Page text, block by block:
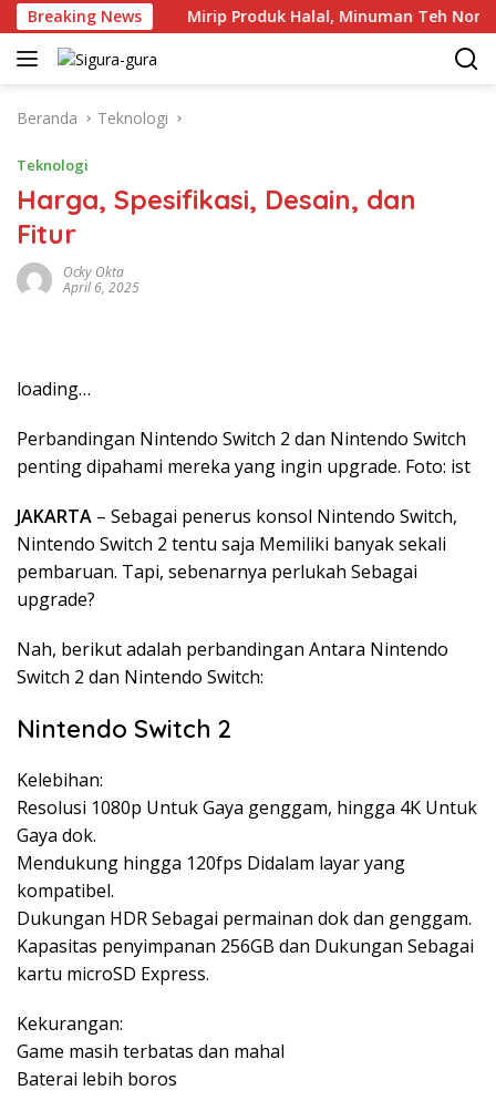
Langsung
ke
konten
Breaking NewsMirip Produk Halal, Minuman Teh Nonhalal
Beranda Teknologi
Teknologi
Harga, Spesifikasi, Desain, dan
Fitur
Ocky Okta
April 6, 2025
loading…
Perbandingan Nintendo Switch 2 dan Nintendo Switch
penting dipahami mereka yang ingin upgrade. Foto: ist
JAKARTA – Sebagai penerus konsol Nintendo Switch,
Nintendo Switch 2 tentu saja Memiliki banyak sekali
pembaruan. Tapi, sebenarnya perlukah Sebagai
upgrade?
Nah, berikut adalah perbandingan Antara Nintendo
Switch 2 dan Nintendo Switch:
Nintendo Switch 2
Kelebihan:
Resolusi 1080p Untuk Gaya genggam, hingga 4K Untuk
Gaya dok.
Mendukung hingga 120fps Didalam layar yang
kompatibel.
Dukungan HDR Sebagai permainan dok dan genggam.
Kapasitas penyimpanan 256GB dan Dukungan Sebagai
kartu microSD Express.
Kekurangan:
Game masih terbatas dan mahal
Baterai lebih boros